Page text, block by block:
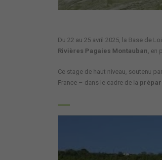
Du 22 au 25 avril 2025, la Base de
Rivières Pagaies Montauban, en
Ce stage de haut niveau, soutenu
France – dans le cadre de la